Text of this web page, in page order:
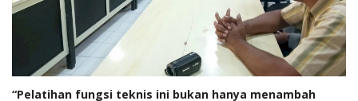
“Pelatihan fungsi teknis ini bukan hanya menambah